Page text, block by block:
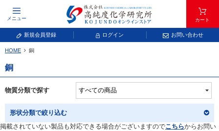
メニュー カート
新規会員登録 ログイン お問い合わせ
元素周期表をタップすると、拡大表示されます。拡大した表から元素記号をタップ
し、一覧へ移動してください。
HOME 銅
銅
物質分類で探す
形状分類で絞り込む
掲載されていない製品も対応できる場合がございますのでこちらからお問い